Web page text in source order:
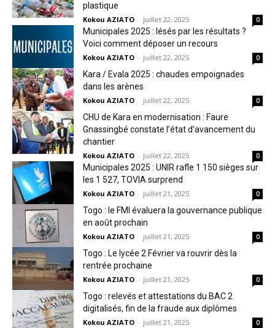
plastique
Kokou AZIATO - juillet 22, 2025 0
Municipales 2025 : lésés par les résultats ?
Voici comment déposer un recours
Kokou AZIATO - juillet 22, 2025 0
Kara / Evala 2025 : chaudes empoignades
dans les arènes
Kokou AZIATO - juillet 22, 2025 0
CHU de Kara en modernisation : Faure
Gnassingbé constate l’état d’avancement du
chantier
Kokou AZIATO - juillet 22, 2025 0
Municipales 2025 : UNIR rafle 1 150 sièges sur
les 1 527, TOVIA surprend
Kokou AZIATO - juillet 21, 2025 0
Togo : le FMI évaluera la gouvernance publique
en août prochain
Kokou AZIATO - juillet 21, 2025 0
Togo : Le lycée 2 Février va rouvrir dès la
rentrée prochaine
Kokou AZIATO - juillet 21, 2025 0
Togo : relevés et attestations du BAC 2
digitalisés, fin de la fraude aux diplômes
Kokou AZIATO - juillet 21, 2025 0